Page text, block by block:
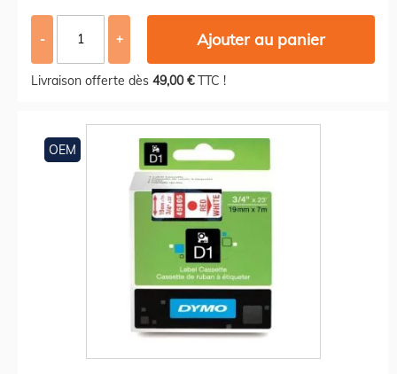
- + Ajouter au panier
Livraison offerte dès 49,00 €TTC !
OEM